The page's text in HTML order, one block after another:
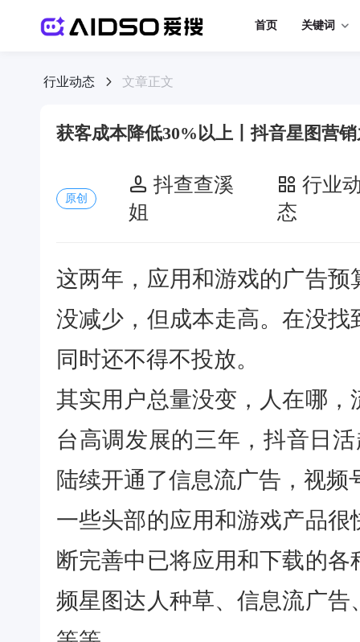
首页 关键词
行业动态 文章正文
获客成本降低30%以上丨抖音星图营
原创
抖查查溪
姐
行业
态
这两年，应用和游戏的广告
没减少，但成本走高。在没
同时还不得不投放。
其实用户总量没变，人在哪
台高调发展的三年，抖音日
陆续开通了信息流广告，视频
一些头部的应用和游戏产品
断完善中已将应用和下载的
频星图达人种草、信息流广